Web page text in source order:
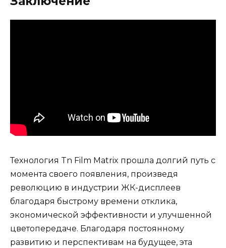
Технология Tn Film Matrix прошла долгий путь с
момента своего появления, произведя
революцию в индустрии ЖК-дисплеев
благодаря быстрому времени отклика,
экономической эффективности и улучшенной
цветопередаче. Благодаря постоянному
развитию и перспективам на будущее, эта